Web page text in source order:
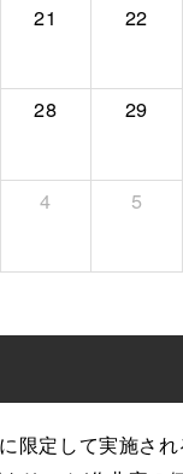
21 22
28 29
4 5
定して実施され